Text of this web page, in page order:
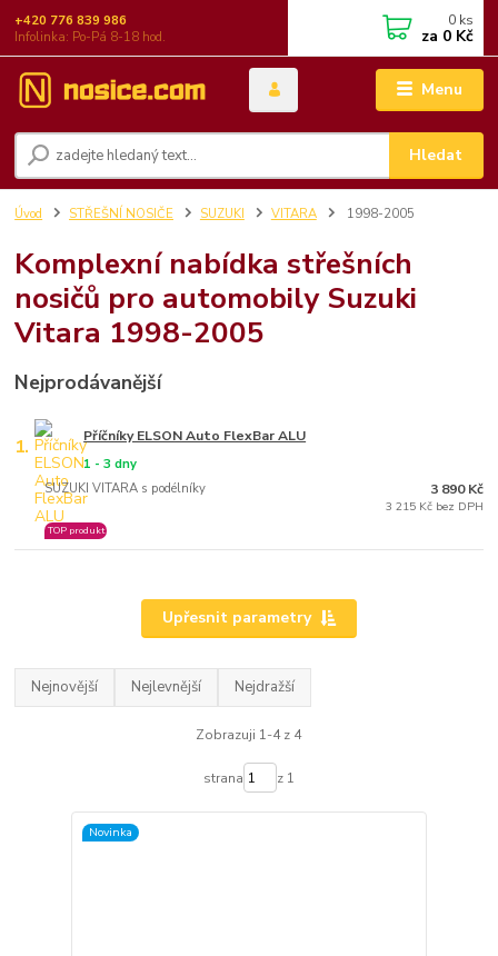
Menu
Hledat
+420 776 839 986
Infolinka: Po-Pá 8-18 hod.
0 ks
za 0 Kč
Úvod STŘEŠNÍ NOSIČE SUZUKI VITARA 1998-2005
Komplexní nabídka střešních
nosičů pro automobily Suzuki
Vitara 1998-2005
Nejprodávanější
1. Příčníky ELSON Auto FlexBar ALU
SUZUKI VITARA s podélníky
1 - 3 dny
TOP produkt
3 890 Kč
3 215 Kč bez DPH
Upřesnit parametry
Nejnovější Nejlevnější Nejdražší
Zobrazuji 1-4 z 4
strana z 1
Novinka